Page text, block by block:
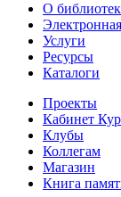
О
Услуги
Ресурсы
Каталоги
Проекты
Кабинет
Клубы
Коллегам
Магазин
Книга